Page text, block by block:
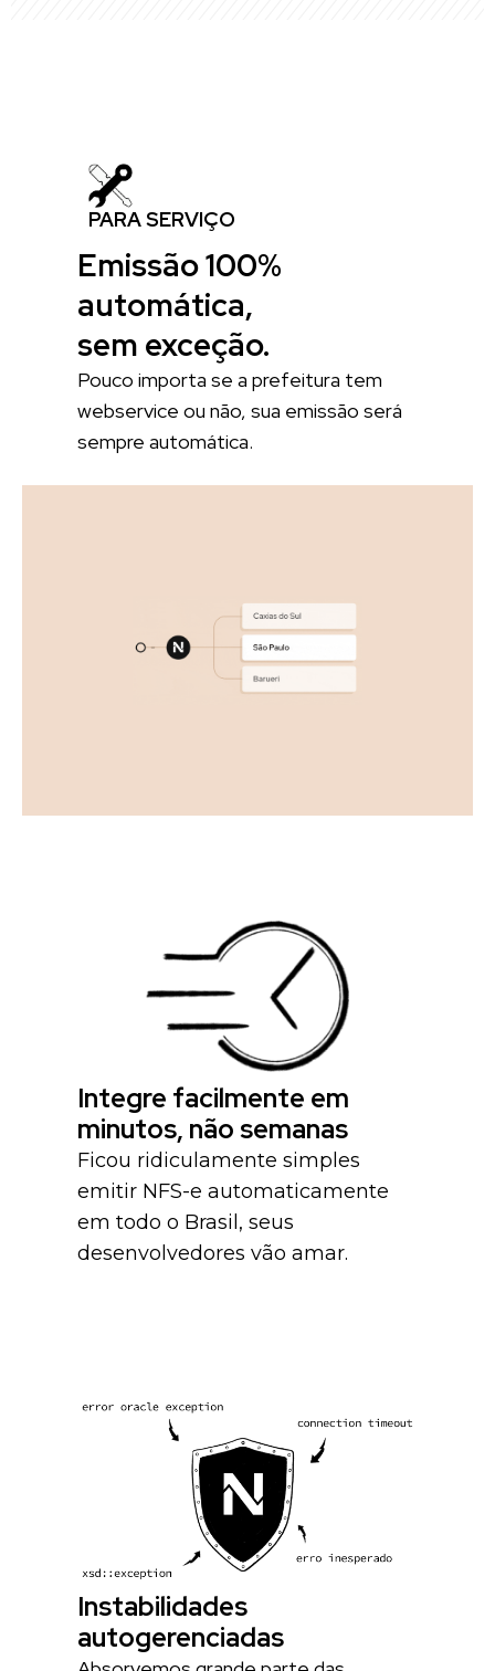
PARA SERVIÇO
Emissão 100%
automática,
sem exceção.
Pouco importa se a prefeitura tem
webservice ou não, sua emissão será
sempre automática.
Integre facilmente em
minutos, não semanas
Ficou ridiculamente simples
emitir NFS-e automaticamente
em todo o Brasil, seus
desenvolvedores vão amar.
Instabilidades
autogerenciadas